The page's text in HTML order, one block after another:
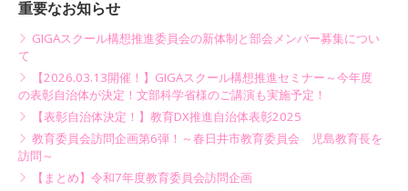
重要なお知らせ
GIGAスクール構想推進委員会の新体制と部会メンバー募集につい
て
【2026.03.13開催！】GIGAスクール構想推進セミナー～今年度
の表彰自治体が決定！文部科学省様のご講演も実施予定！
【表彰自治体決定！】教育DX推進自治体表彰2025
教育委員会訪問企画第6弾！～春日井市教育委員会 児島教育長を
訪問～
【まとめ】令和7年度教育委員会訪問企画